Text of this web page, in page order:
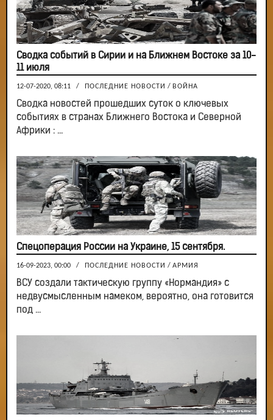
Сводка событий в Сирии и на Ближнем Востоке за 10-
11 июля
12-07-2020, 08:11 / ПОСЛЕДНИЕ НОВОСТИ / ВОЙНА
Сводка новостей прошедших суток о ключевых
событиях в странах Ближнего Востока и Северной
Африки : ...
Спецоперация России на Украине, 15 сентября.
16-09-2023, 00:00 / ПОСЛЕДНИЕ НОВОСТИ / АРМИЯ
ВСУ создали тактическую группу «Нормандия» с
недвусмысленным намеком, вероятно, она готовится
под ...